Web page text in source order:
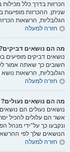
הכרזות בדרך כלל מכילות
שניתן. ההכרזות
הגלובליות, הרשאות
חזרה למעלה
מה הם נושאים
נושאים דביקים
חשובים כך שאתה אמור
הגלובליות, הרשאות
חזרה למעלה
מה הם נושאים נעולים?
נושאים נעולים הם
אשר הם עלולים להכיל
ונקבעו כך על־ידי מנהל
הנושאים שלך לפי
חזרה למעלה